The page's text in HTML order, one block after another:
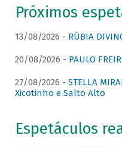
Próximos
13/08/2026 - RÚBIA
20/08/2026 - PAULO
27/08/2026 - STELLA
Xicotinho e Salto Alto
Espetáculos